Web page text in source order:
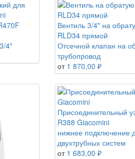
4"
Вентиль 3/4" на
RLD34 прямой
Отсечной клапан на
трубопровод
от 1 870,00 ₽
Присоединительный
R388 Giacomini
нижнее подключение
двухтрубных систем
от 1 683,00 ₽